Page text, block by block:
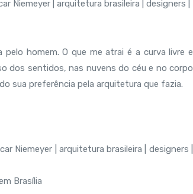
homem. O que me atrai é a curva livre e
dos sentidos, nas nuvens do céu e no corpo
sua preferência pela arquitetura que fazia.
Brasília